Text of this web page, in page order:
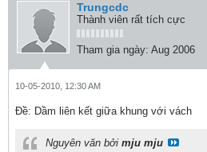
Trungcdc
Thành viên rất tích cực
Tham gia ngày: Aug 2006
10-05-2010, 12:30 AM
Ðề: Dầm liên kết giữa khung với vách
Nguyên văn bởi mju mju